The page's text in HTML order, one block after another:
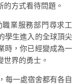
方式看待問題。
業服務部門尋求工
學生進入的全球頂尖
時，你已經變成為一
界的勇士。
每一處宿舍都有各自